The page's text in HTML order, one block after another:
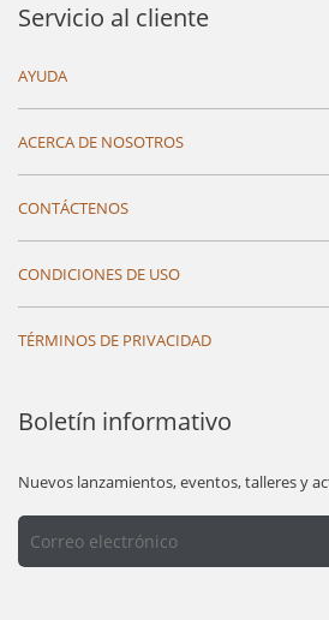
Servicio al cliente
AYUDA
ACERCA DE NOSOTROS
CONTÁCTENOS
CONDICIONES DE USO
TÉRMINOS DE PRIVACIDAD
Boletín informativo
Nuevos lanzamientos, eventos, talleres y